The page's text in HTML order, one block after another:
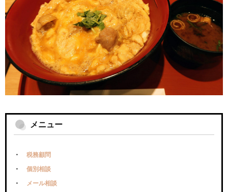
メニュー
税務顧問
個別相談
メール相談